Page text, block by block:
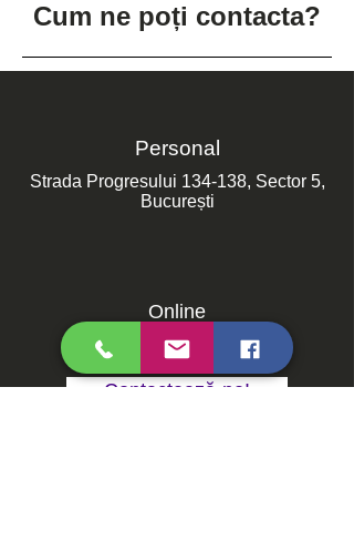
Cum ne poți contacta?
Personal
Strada Progresului 134-138, Sector 5,
București
Online
Prin formularul de contact!
Contactează-ne!